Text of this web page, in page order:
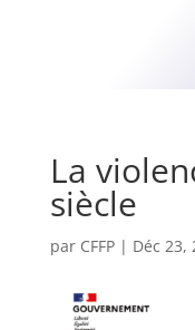
La
siècle
par CFFP| Déc 23,